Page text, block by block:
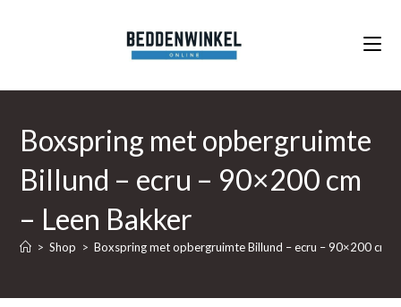
Boxspring met opbergruimte
Billund – ecru – 90×200 cm
– Leen Bakker
> Shop > Boxspring met opbergruimte Billund – ecru – 90×200 cm –